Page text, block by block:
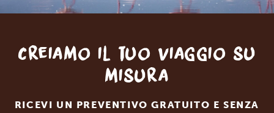
Creiamo il tuo viaggio su
misura
RICEVI UN PREVENTIVO GRATUITO E SENZA